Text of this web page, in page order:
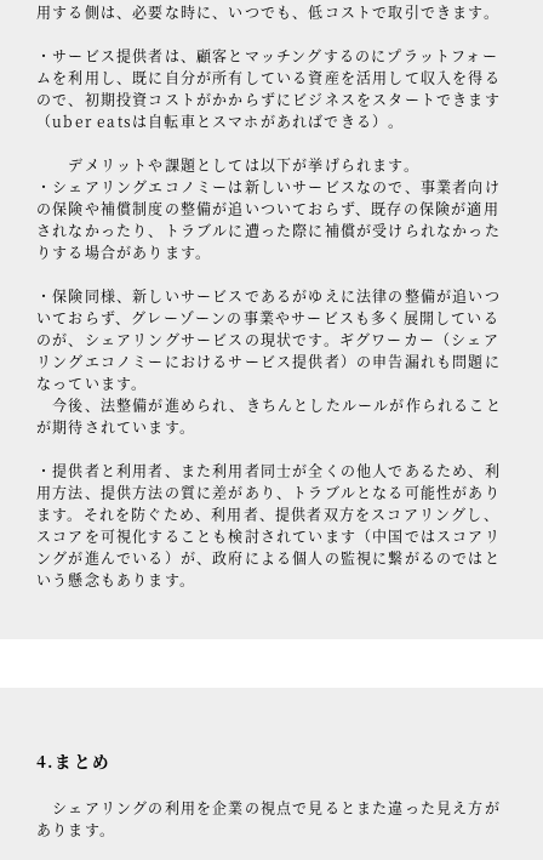
用する側は、必要な時に、いつでも、低コストで取引できます。
・サービス提供者は、顧客とマッチングするのにプラットフォー
ムを利用し、既に自分が所有している資産を活用して収入を得る
ので、初期投資コストがかからずにビジネスをスタートできます
（uber eatsは自転車とスマホがあればできる）。
デメリットや課題としては以下が挙げられます。
・シェアリングエコノミーは新しいサービスなので、事業者向け
の保険や補償制度の整備が追いついておらず、既存の保険が適用
されなかったり、トラブルに遭った際に補償が受けられなかった
りする場合があります。
・保険同様、新しいサービスであるがゆえに法律の整備が追いつ
いておらず、グレーゾーンの事業やサービスも多く展開している
のが、シェアリングサービスの現状です。ギグワーカー（シェア
リングエコノミーにおけるサービス提供者）の申告漏れも問題に
なっています。
今後、法整備が進められ、きちんとしたルールが作られること
が期待されています。
・提供者と利用者、また利用者同士が全くの他人であるため、利
用方法、提供方法の質に差があり、トラブルとなる可能性があり
ます。それを防ぐため、利用者、提供者双方をスコアリングし、
スコアを可視化することも検討されています（中国ではスコアリ
ングが進んでいる）が、政府による個人の監視に繋がるのではと
いう懸念もあります。
4.まとめ
シェアリングの利用を企業の視点で見るとまた違った見え方が
あります。